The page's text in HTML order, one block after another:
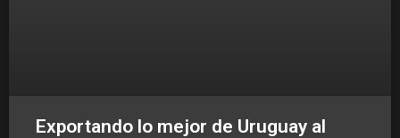
Exportando lo mejor de Uruguay al